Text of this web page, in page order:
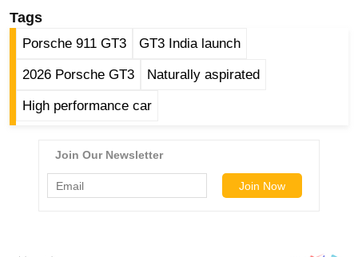
बॉ
ली
वु
ड
हॉ
Tags
Porsche 911 GT3 GT3 India launch
2026 Porsche GT3 Naturally aspirated
High performance car